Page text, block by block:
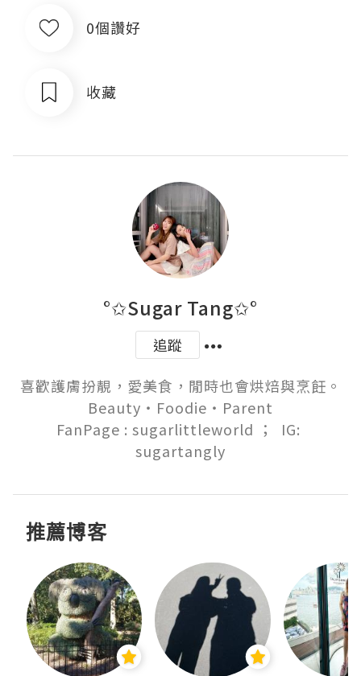
0個讚好
收藏
°✩Sugar Tang✩°
追蹤
喜歡護膚扮靚，愛美食，閒時也會烘焙與烹飪。
Beauty‧Foodie‧Parent
FanPage : sugarlittleworld ；  IG:
sugartangly
推薦博客